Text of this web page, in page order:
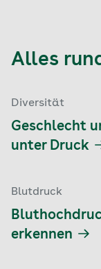
Alles
Diversität
Geschlecht
unter Druck
Blutdruck
erkennen